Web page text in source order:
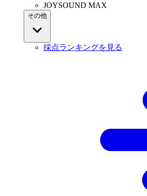
JOYSOUND MAX
その他
採点ランキングを見る